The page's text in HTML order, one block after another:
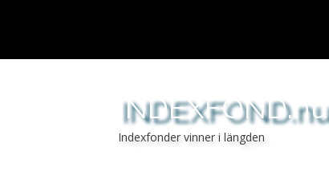
INDEXFOND.nu
Indexfonder vinner i längden